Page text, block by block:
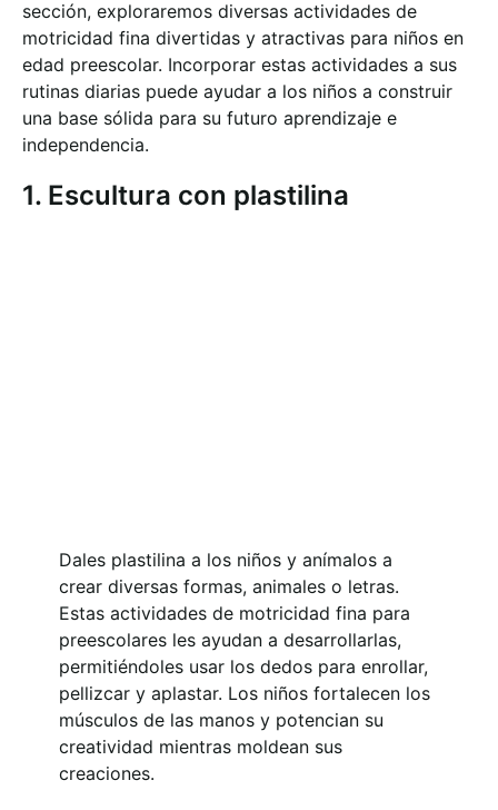
sección, exploraremos diversas actividades de
motricidad fina divertidas y atractivas para niños en
edad preescolar. Incorporar estas actividades a sus
rutinas diarias puede ayudar a los niños a construir
una base sólida para su futuro aprendizaje e
independencia.
1. Escultura con plastilina
Dales plastilina a los niños y anímalos a
crear diversas formas, animales o letras.
Estas actividades de motricidad fina para
preescolares les ayudan a desarrollarlas,
permitiéndoles usar los dedos para enrollar,
pellizcar y aplastar. Los niños fortalecen los
músculos de las manos y potencian su
creatividad mientras moldean sus
creaciones.